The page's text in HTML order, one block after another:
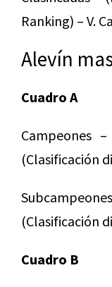
Ranking) – V.
Alevín
Cuadro A
Campeones
(Clasificación
(Clasificación
Cuadro B